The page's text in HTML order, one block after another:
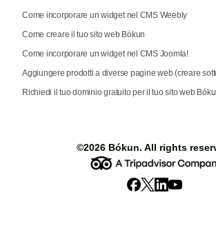
Come incorporare un widget nel CMS Weebly
Come creare il tuo sito web Bókun
Come incorporare un widget nel CMS Joomla!
Aggiungere prodotti a diverse pagine web (creare
Richiedi il tuo dominio gratuito per il tuo sito web
©2026 Bókun. All rights